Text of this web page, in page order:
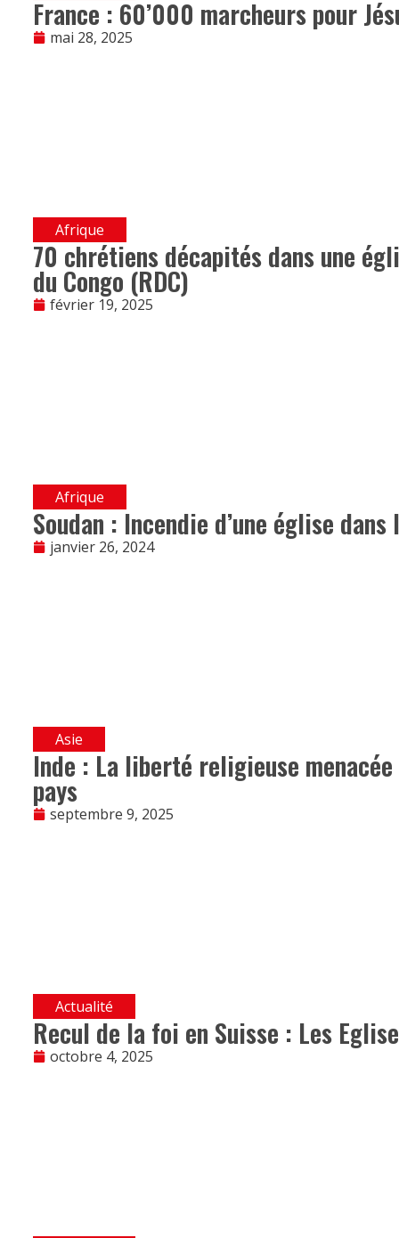
France : 60’000 marcheurs pour
mai 28, 2025
Afrique
70 chrétiens décapités dans une
du Congo (RDC)
février 19, 2025
Afrique
Soudan : Incendie d’une église dans
janvier 26, 2024
Asie
Inde : La liberté religieuse
pays
septembre 9, 2025
Actualité
Recul de la foi en Suisse : Les
octobre 4, 2025